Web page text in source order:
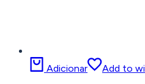
Adicionar Add to